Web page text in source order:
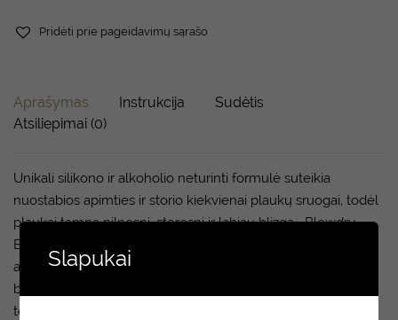
Pridėti prie pageidavimų sąrašo
Aprašymas Instrukcija
Sudėtis
Atsiliepimai (0)
Unikali silikono ir alkoholio neturinti formulė suteikia
nuostabios apimties ir storio kiekvienai plaukų sruogai, todėl
plaukai tampa pilnesni, storesni ir labiau blizga. „Blowdry
Boost“ sudėtyje esantys obuolių, cukranendrių ir žaliosios
arbatos ekstraktai suteikia plaukams lengvumo ir blizgesio
bei juos sustiprina. Taip pat išlaiko suformuotą šukuoseną ir
tekstūrą, nesulipina plaukų ir apsaugo nuo pleiskanojimo.
Slapukai